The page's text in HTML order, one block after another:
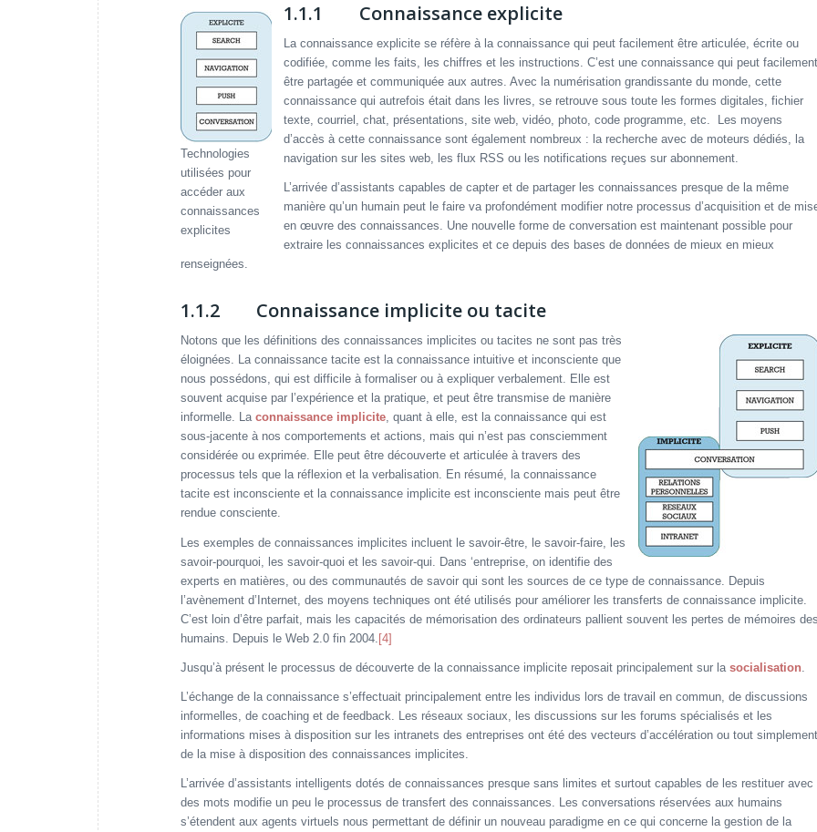
Technologies
utilisées pour
accéder aux
connaissances
explicites
1.1.1 Connaissance explicite
La connaissance explicite se réfère à la connaissance qui peut facilement être articulée, écrite ou
codifiée, comme les faits, les chiffres et les instructions. C’est une connaissance qui peut facilement
être partagée et communiquée aux autres. Avec la numérisation grandissante du monde, cette
connaissance qui autrefois était dans les livres, se retrouve sous toute les formes digitales, fichier
texte, courriel, chat, présentations, site web, vidéo, photo, code programme, etc. Les moyens
d’accès à cette connaissance sont également nombreux : la recherche avec de moteurs dédiés, la
navigation sur les sites web, les flux RSS ou les notifications reçues sur abonnement.
L’arrivée d’assistants capables de capter et de partager les connaissances presque de la même
manière qu’un humain peut le faire va profondément modifier notre processus d’acquisition et de
en œuvre des connaissances. Une nouvelle forme de conversation est maintenant possible pour
extraire les connaissances explicites et ce depuis des bases de données de mieux en mieux
renseignées.
1.1.2 Connaissance implicite ou tacite
Notons que les définitions des connaissances implicites ou tacites ne sont pas très
éloignées. La connaissance tacite est la connaissance intuitive et inconsciente que
nous possédons, qui est difficile à formaliser ou à expliquer verbalement. Elle est
souvent acquise par l’expérience et la pratique, et peut être transmise de manière
informelle. La connaissance implicite, quant à elle, est la connaissance qui est
sous-jacente à nos comportements et actions, mais qui n’est pas consciemment
considérée ou exprimée. Elle peut être découverte et articulée à travers des
processus tels que la réflexion et la verbalisation. En résumé, la connaissance
tacite est inconsciente et la connaissance implicite est inconsciente mais peut être
rendue consciente.
Les exemples de connaissances implicites incluent le savoir-être, le savoir-faire, les
savoir-pourquoi, les savoir-quoi et les savoir-qui. Dans ‘entreprise, on identifie des
experts en matières, ou des communautés de savoir qui sont les sources de ce type de connaissance. Depuis
l’avènement d’Internet, des moyens techniques ont été utilisés pour améliorer les transferts de connaissance implicite.
C’est loin d’être parfait, mais les capacités de mémorisation des ordinateurs pallient souvent les pertes de mémoires
humains. Depuis le Web 2.0 fin 2004. [4]
Jusqu’à présent le processus de découverte de la connaissance implicite reposait principalement sur la socialisation
L’échange de la connaissance s’effectuait principalement entre les individus lors de travail en commun, de discussions
informelles, de coaching et de feedback. Les réseaux sociaux, les discussions sur les forums spécialisés et les
informations mises à disposition sur les intranets des entreprises ont été des vecteurs d’accélération ou tout simplement
de la mise à disposition des connaissances implicites.
L’arrivée d’assistants intelligents dotés de connaissances presque sans limites et surtout capables de les restituer avec
des mots modifie un peu le processus de transfert des connaissances. Les conversations réservées aux humains
s’étendent aux agents virtuels nous permettant de définir un nouveau paradigme en ce qui concerne la gestion de la